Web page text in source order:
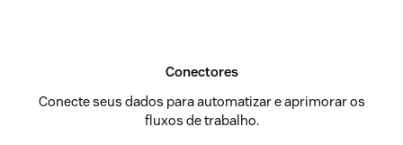
Conectores
Conecte seus dados para automatizar e aprimorar os
fluxos de trabalho.